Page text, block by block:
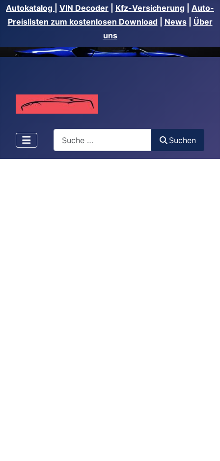
Autokatalog VIN Decoder Kfz-Versicherung
Auto-
Preislisten zum kostenlosen Download| News| Über
uns
Suchen